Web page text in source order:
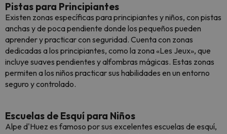
Pistas para Principiantes
Existen zonas específicas para principiantes y niños, con pistas
anchas y de poca pendiente donde los pequeños pueden
aprender y practicar con seguridad. Cuenta con zonas
dedicadas a los principiantes, como la zona «Les Jeux», que
incluye suaves pendientes y alfombras mágicas. Estas zonas
permiten a los niños practicar sus habilidades en un entorno
seguro y controlado.
Escuelas de Esquí para Niños
Alpe d'Huez es famoso por sus excelentes escuelas de esquí,